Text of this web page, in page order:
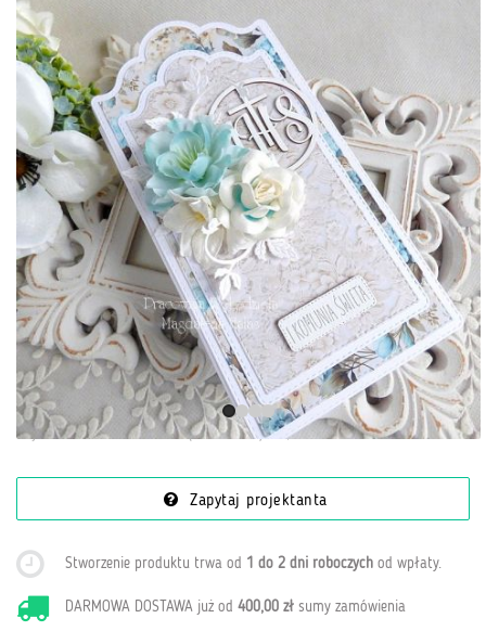
Najniższa cena z ost. 30 dni (09.07.2026):88,00 zł
Zapytaj projektanta
Stworzenie produktu trwa od 1 do 2 dni roboczych od wpłaty.
DARMOWA DOSTAWA już od400,00 zł sumy zamówienia